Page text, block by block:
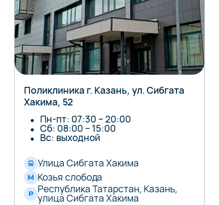
Поликлиника г. Казань, ул. Сибгата
Хакима, 52
Пн-пт: 07:30 – 20:00
Сб: 08:00 – 15:00
Вс: выходной
Улица Сибгата Хакима
Козья слобода
Республика Татарстан, Казань,
улица Сибгата Хакима